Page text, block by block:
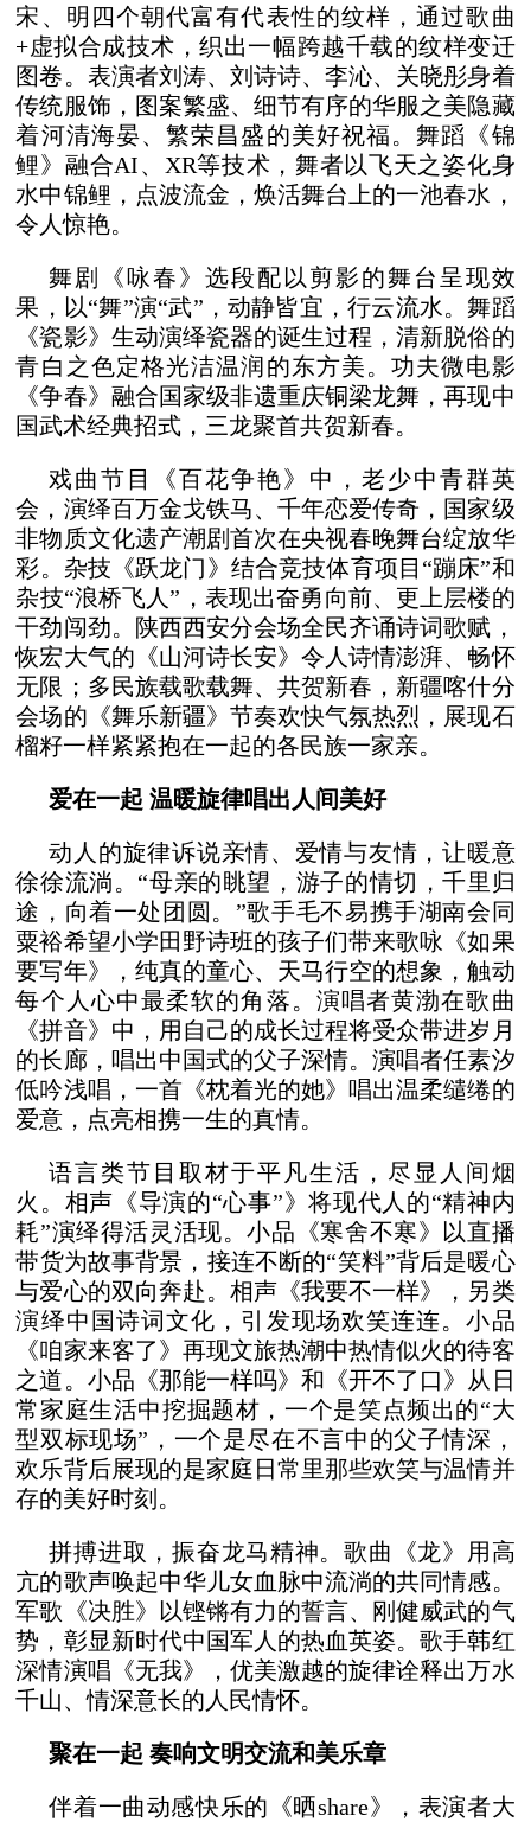
宋、明四个朝代富有代表性的纹样，通过歌曲
+虚拟合成技术，织出一幅跨越千载的纹样变迁
图卷。表演者刘涛、刘诗诗、李沁、关晓彤身着
传统服饰，图案繁盛、细节有序的华服之美隐藏
着河清海晏、繁荣昌盛的美好祝福。舞蹈《锦
鲤》融合AI、XR等技术，舞者以飞天之姿化身
水中锦鲤，点波流金，焕活舞台上的一池春水，
令人惊艳。
舞剧《咏春》选段配以剪影的舞台呈现效
果，以“舞”演“武”，动静皆宜，行云流水。舞蹈
《瓷影》生动演绎瓷器的诞生过程，清新脱俗的
青白之色定格光洁温润的东方美。功夫微电影
《争春》融合国家级非遗重庆铜梁龙舞，再现中
国武术经典招式，三龙聚首共贺新春。
戏曲节目《百花争艳》中，老少中青群英
会，演绎百万金戈铁马、千年恋爱传奇，国家级
非物质文化遗产潮剧首次在央视春晚舞台绽放华
彩。杂技《跃龙门》结合竞技体育项目“蹦床”和
杂技“浪桥飞人”，表现出奋勇向前、更上层楼的
干劲闯劲。陕西西安分会场全民齐诵诗词歌赋，
恢宏大气的《山河诗长安》令人诗情澎湃、畅怀
无限；多民族载歌载舞、共贺新春，新疆喀什分
会场的《舞乐新疆》节奏欢快气氛热烈，展现石
榴籽一样紧紧抱在一起的各民族一家亲。
爱在一起 温暖旋律唱出人间美好
动人的旋律诉说亲情、爱情与友情，让暖意
徐徐流淌。“母亲的眺望，游子的情切，千里归
途，向着一处团圆。”歌手毛不易携手湖南会同
粟裕希望小学田野诗班的孩子们带来歌咏《如果
要写年》，纯真的童心、天马行空的想象，触动
每个人心中最柔软的角落。演唱者黄渤在歌曲
《拼音》中，用自己的成长过程将受众带进岁月
的长廊，唱出中国式的父子深情。演唱者任素汐
低吟浅唱，一首《枕着光的她》唱出温柔缱绻的
爱意，点亮相携一生的真情。
语言类节目取材于平凡生活，尽显人间烟
火。相声《导演的“心事”》将现代人的“精神内
耗”演绎得活灵活现。小品《寒舍不寒》以直播
带货为故事背景，接连不断的“笑料”背后是暖心
与爱心的双向奔赴。相声《我要不一样》，另类
演绎中国诗词文化，引发现场欢笑连连。小品
《咱家来客了》再现文旅热潮中热情似火的待客
之道。小品《那能一样吗》和《开不了口》从日
常家庭生活中挖掘题材，一个是笑点频出的“大
型双标现场”，一个是尽在不言中的父子情深，
欢乐背后展现的是家庭日常里那些欢笑与温情并
存的美好时刻。
拼搏进取，振奋龙马精神。歌曲《龙》用高
亢的歌声唤起中华儿女血脉中流淌的共同情感。
军歌《决胜》以铿锵有力的誓言、刚健威武的气
势，彰显新时代中国军人的热血英姿。歌手韩红
深情演唱《无我》，优美激越的旋律诠释出万水
千山、情深意长的人民情怀。
聚在一起 奏响文明交流和美乐章
伴着一曲动感快乐的《晒share》，表演者大